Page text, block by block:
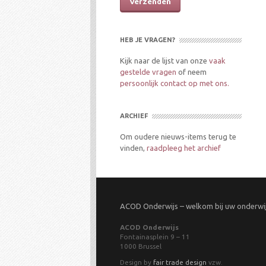
HEB JE VRAGEN?
Kijk naar de lijst van onze vaak
gestelde vragen of neem
persoonlijk contact op met ons.
ARCHIEF
Om oudere nieuws-items terug te
vinden, raadpleeg het archief
ACOD Onderwijs – welkom bij uw
ACOD Onderwijs
Fontainasplein 9 – 11
1000 Brussel
Design by fair trade design vzw.